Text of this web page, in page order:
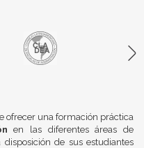
ofrecer una formación práctica
en las diferentes áreas de
disposición de sus estudiantes